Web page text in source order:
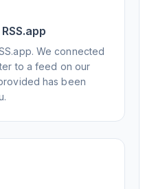
and find value in.
exceptional
pushing everyone I
RSS needs.
We connected
to a feed on our
has been